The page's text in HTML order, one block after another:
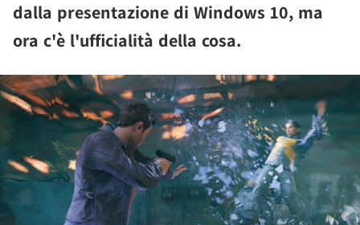
dalla presentazione di Windows 10, ma
ora c'è l'ufficialità della cosa.